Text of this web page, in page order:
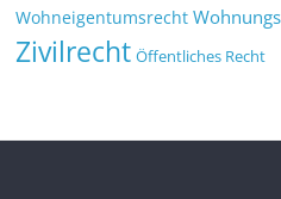
Wohneigentumsrecht
Zivilrecht Öffentliches Recht